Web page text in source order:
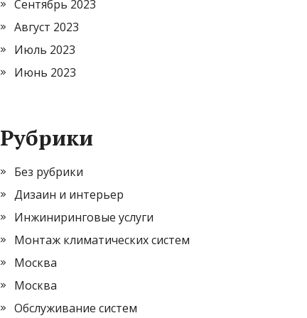
Сентябрь 2023
Август 2023
Июль 2023
Июнь 2023
Рубрики
Без рубрики
Дизаин и интерьер
Инжиниринговые услуги
Монтаж климатических систем
Москва
Москва
Обслуживание систем